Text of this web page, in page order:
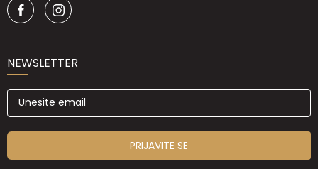
NEWSLETTER
PRIJAVITE SE